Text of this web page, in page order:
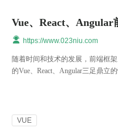
Vue、React、
https://www.023niu.com
随着时间和技术的发展，前端框
的Vue、React、Angular三足鼎立
VUE